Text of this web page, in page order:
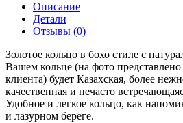
Описание
Детали
Отзывы (0)
Золотое кольцо в бохо стиле с
Вашем кольце (на фото
клиента) будет Казахская, более
качественная и нечасто
Удобное и легкое кольцо, как
и лазурном береге.